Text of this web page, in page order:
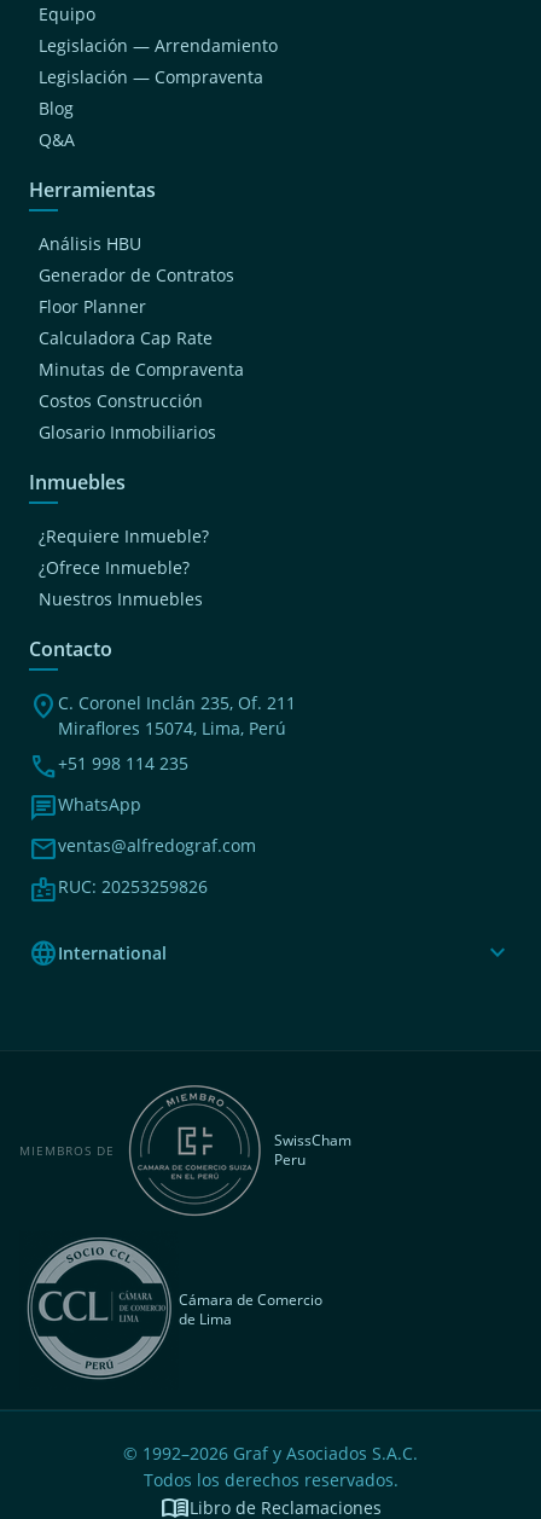
Equipo
Legislación — Arrendamiento
Legislación — Compraventa
Blog
Q&A
Herramientas
Análisis HBU
Generador de Contratos
Floor Planner
Calculadora Cap Rate
Minutas de Compraventa
Costos Construcción
Glosario Inmobiliarios
Inmuebles
¿Requiere Inmueble?
¿Ofrece Inmueble?
Nuestros Inmuebles
Contacto
location_on C. Coronel Inclán 235, Of. 211
Miraflores 15074, Lima, Perú
phone+51 998 114 235
chatWhatsApp
mailventas@alfredograf.com
badgeRUC: 20253259826
languageInternational expand_more
MIEMBROS DE
SwissCham
Peru
Cámara de Comercio
de Lima
© 1992–2026 Graf y Asociados S.A.C.
Todos los derechos reservados.
menu_bookLibro de Reclamaciones